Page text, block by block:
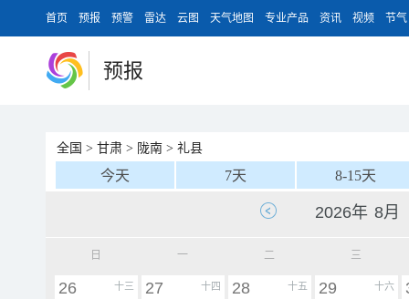
首页 预报 预警 雷达 云图 天气地图 专业产品 资讯 视频 节气
预报
全国 > 甘肃 > 陇南 > 礼县
今天 7天 8-15天
日 一 二 三
十三
26 十四
27 十五
28 十六
29